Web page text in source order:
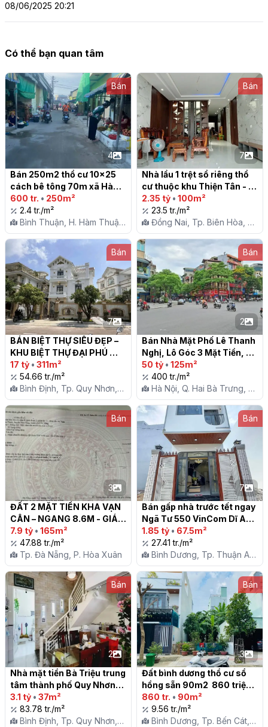
08/06/2025 20:21
Có thể bạn quan tâm
Bán
4
Bán 250m2 thổ cư 10x25
cách bê tông 70m xã Hàm
Đức, Hàm Thuận Bắc
600 tr. • 250m²
2.4 tr./m²
Bình Thuận, H. Hàm Thuận
Bắc, X. Hàm Đức
Bán
7
Nhà lầu 1 trệt sổ riêng thổ
cư thuộc khu Thiện Tân -
Trảng Dài Giá chỉ 2 tỷ 350tr
2.35 tỷ • 100m²
23.5 tr./m²
Đồng Nai, Tp. Biên Hòa, P.
Trảng Dài
Bán
7
BÁN BIỆT THỰ SIÊU ĐẸP –
KHU BIỆT THỰ ĐẠI PHÚ
GIA, TP. QUY NHƠN
17 tỷ • 311m²
54.66 tr./m²
Bình Định, Tp. Quy Nhơn,
P. Nhơn Bình
Bán
2
Bán Nhà Mặt Phố Lê Thanh
Nghị, Lô Góc 3 Mặt Tiền,
125m2, Mặt Tiền 7m, Giá
50 Tỷ
50 tỷ • 125m²
400 tr./m²
Hà Nội, Q. Hai Bà Trưng, P.
Bách Khoa
Bán
3
ĐẤT 2 MẶT TIỀN KHA VẠN
CÂN – NGANG 8.6M - GIÁ
7,9 TỶ
7.9 tỷ • 165m²
47.88 tr./m²
Tp. Đà Nẵng, P. Hòa Xuân
Bán
7
Bán gấp nhà trước tết ngay
Ngã Tư 550 VinCom Dĩ An
Thuận An Bình Dương
1.85 tỷ • 67.5m²
27.41 tr./m²
Bình Dương, Tp. Thuận An,
P. An Phú
Bán
2
Nhà mặt tiền Bà Triệu trung
tâm thành phố Quy Nhơn
3.1 tỷ • 37m²
83.78 tr./m²
Bình Định, Tp. Quy Nhơn,
Bán
3
Đất bình dương thổ cư sổ
hồng sẵn 90m2  860 triệu
860 tr. • 90m²
9.56 tr./m²
Bình Dương, Tp. Bến Cát,